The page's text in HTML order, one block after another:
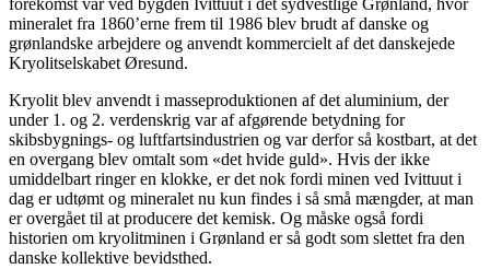
forekomst var ved bygden Ivittuut i det sydvestlige Grønland, hvor
mineralet fra 1860’erne frem til 1986 blev brudt af danske og
grønlandske arbejdere og anvendt kommercielt af det danskejede
Kryolitselskabet Øresund.
Kryolit blev anvendt i masseproduktionen af det aluminium, der
under 1. og 2. verdenskrig var af afgørende betydning for
skibsbygnings- og luftfartsindustrien og var derfor så kostbart, at det
en overgang blev omtalt som «det hvide guld». Hvis der ikke
umiddelbart ringer en klokke, er det nok fordi minen ved Ivittuut i
dag er udtømt og mineralet nu kun findes i så små mængder, at man
er overgået til at producere det kemisk. Og måske også fordi
historien om kryolitminen i Grønland er så godt som slettet fra den
danske kollektive bevidsthed.